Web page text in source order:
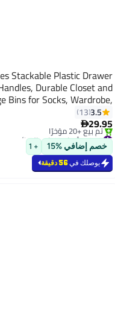
Stackable Plastic Drawer
Durable Closet and
Bins for Socks, Wardrobe,
and Kitchen Organization
3.5
13
29.95
#5 في أدوات تنظيم الخزائن
باقي 2 وحدات في المخزون
تم بيع +20 مؤخرًا
#5 في أدوات تنظيم الخزائن
خصم إضافي %15 + 1
يوصلك في56 دقيقة